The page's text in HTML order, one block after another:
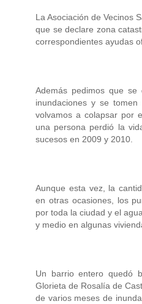
La Asociación de Vecinos
que se declare zona
correspondientes ayudas
Además pedimos que
inundaciones y se
volvamos a colapsar por
una persona perdió la
sucesos en 2009 y 2010.
Aunque esta vez, la
en otras ocasiones, los
por toda la ciudad y el
y medio en algunas
Un barrio entero quedó
Glorieta de Rosalía de
de varios meses de